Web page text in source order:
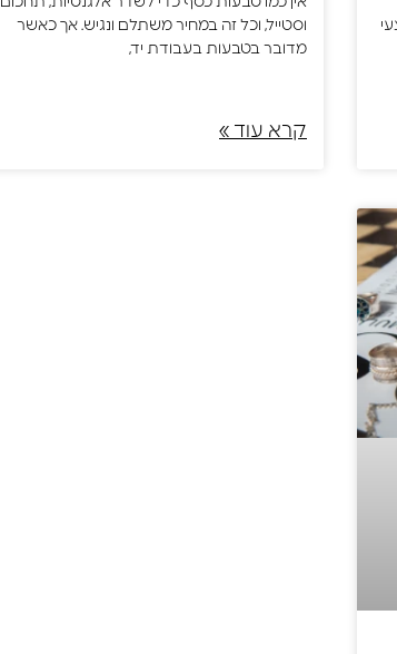
וסטייל, וכל זה במחיר משתלם ונגיש. אך כאשר
מדובר בטבעות בעבודת יד,
קרא עוד »